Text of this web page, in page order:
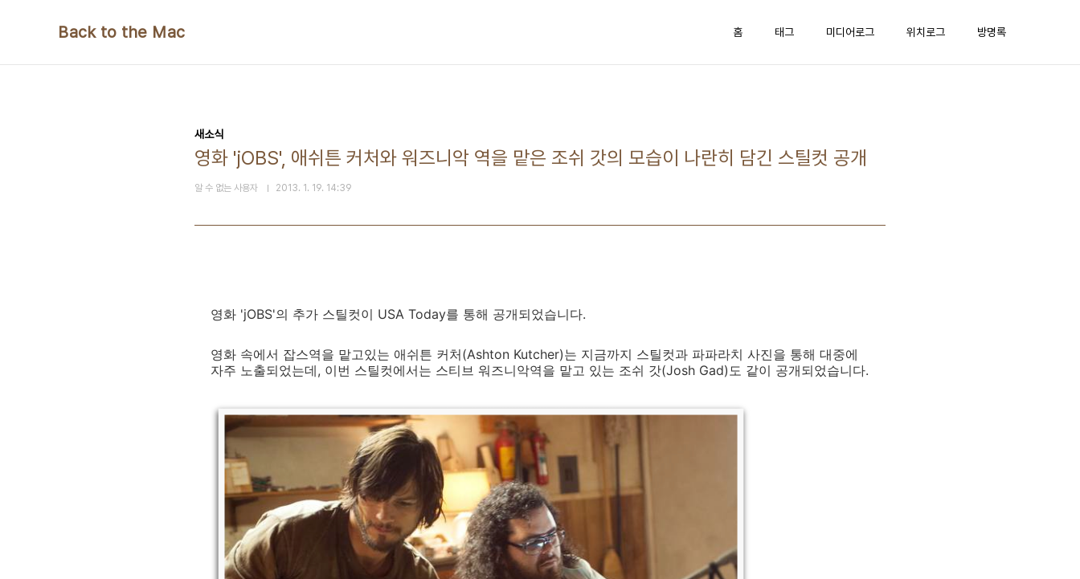
Back to the Mac 홈 태그 미디어로그 위치로그 방명록
새소식
영화 'jOBS', 애쉬튼 커처와 워즈니악 역을 맡은 조쉬 갓의 모습이 나란히 담긴 스틸컷 공개
알 수 없는 사용자 2013. 1. 19. 14:39
영화 'jOBS'의 추가 스틸컷이 USA Today를 통해 공개되었습니다.
영화 속에서 잡스역을 맡고있는 애쉬튼 커처(Ashton Kutcher)는 지금까지 스틸컷과 파파라치 사진을 통해 대중에
자주 노출되었는데, 이번 스틸컷에서는 스티브 워즈니악역을 맡고 있는 조쉬 갓(Josh Gad)도 같이 공개되었습니다.